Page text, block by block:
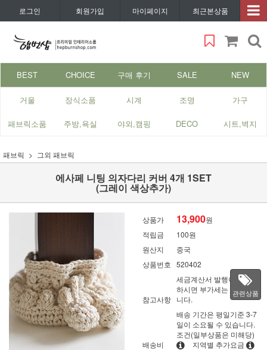
로그인 회원가입 마이페이지 최근본상품
BEST CHOICE 구매 후기 SALE NEW
거울 장식소품 시계 조명 가구
패브릭소품 주방,욕실 야외,캠핑 DECO 시트,벽지
패브릭 그외 패브릭
에사페 니팅 의자다리 커버 4개 1SET
(그레이 색상추가)
상품가 13,900원
적립금
100원
원산지
중국
상품번호 520402
참고사항
세금계산서 발행이 필요
하시면 부가세는 별도입
니다.
배송비
배송 기간은 평일기준 3-7
일이 소요될 수 있습니다.
조건(일부상품은 미해당)
지역별 추가요금
관련상품